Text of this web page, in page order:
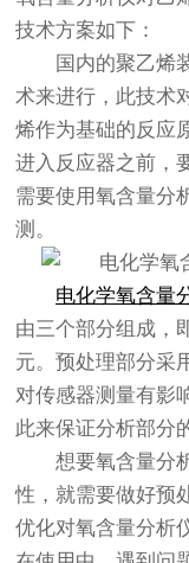
技术方案如下：
国内的聚乙烯
术来进行，此技术
烯作为基础的反应
进入反应器之前，
需要使用氧含量分
测。
电化学氧含量
由三个部分组成，
元。预处理部分采
对传感器测量有影
此来保证分析部分
想要氧含量分
性，就需要做好预
优化对氧含量分析